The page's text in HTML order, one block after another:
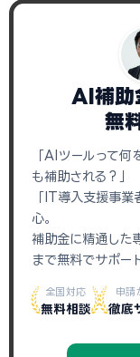
AI補助
無
「AIツールって
も補助される？」
「IT導入支援事
心。
補助金に精通した
まで無料でサポー
全国対応
無料相談
申請
徹底